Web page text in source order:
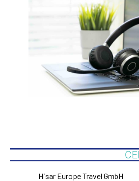
Hisar Europe Travel GmbH